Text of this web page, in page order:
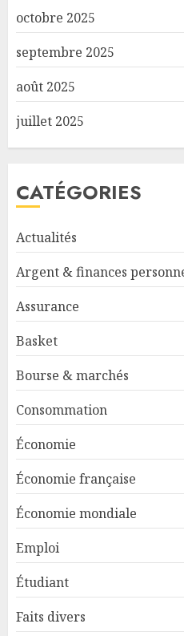
octobre 2025
septembre 2025
août 2025
juillet 2025
CATÉGORIES
Actualités
Argent & finances
Assurance
Basket
Bourse & marchés
Consommation
Économie
Économie française
Économie mondiale
Emploi
Étudiant
Faits divers